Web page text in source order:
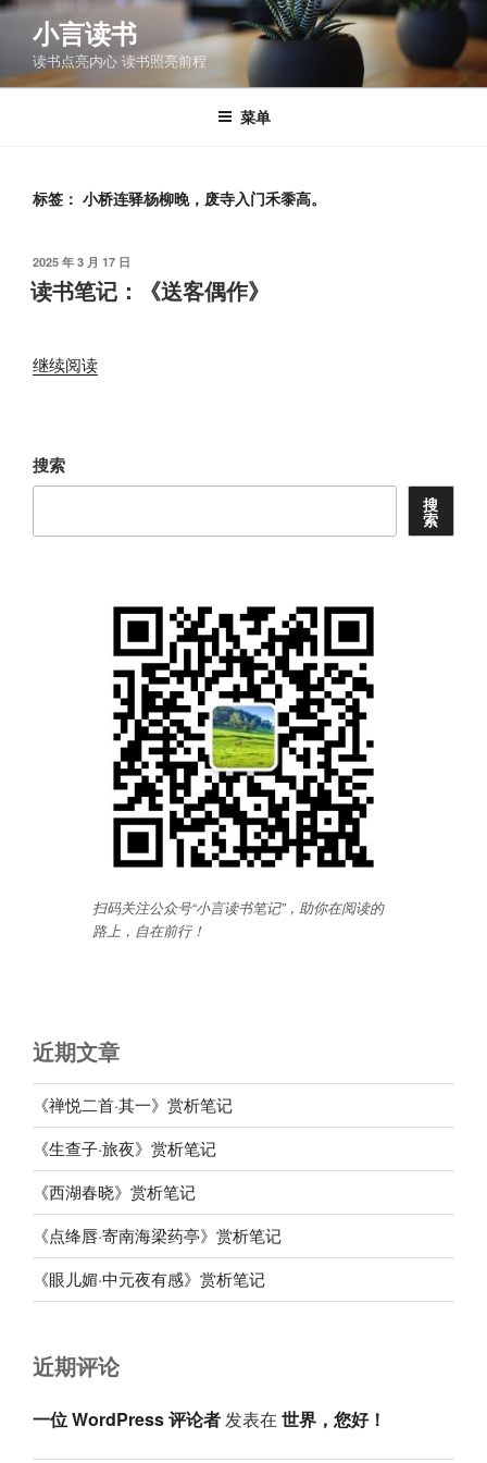
跳
容
小言读书
读书点亮内心 读书照亮前程
菜单
标签： 小桥连驿杨柳晚，废寺入门禾黍高。
发
布
于
2025 年 3 月 17 日
读书笔记：《送客偶作》
继续阅读“读
客
搜索
搜
索
扫码关注公众号“小言读书笔记”，助你在阅读的
路上，自在前行！
近期文章
《禅悦二首·其一》赏析笔记
《生查子·旅夜》赏析笔记
《西湖春晓》赏析笔记
《点绛唇·寄南海梁药亭》赏析笔记
《眼儿媚·中元夜有感》赏析笔记
近期评论
一位 WordPress 评论者发表在 世界，您好！